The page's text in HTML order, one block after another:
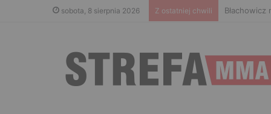
sobota, 8 sierpnia 2026 Z ostatniej chwili Błachowicz